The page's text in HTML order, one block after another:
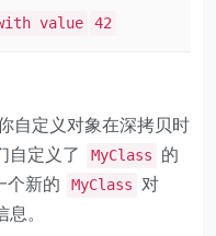
value 42
自定义对象在深拷贝时
自定义了
MyClass 的
个新的 MyClass
对
。